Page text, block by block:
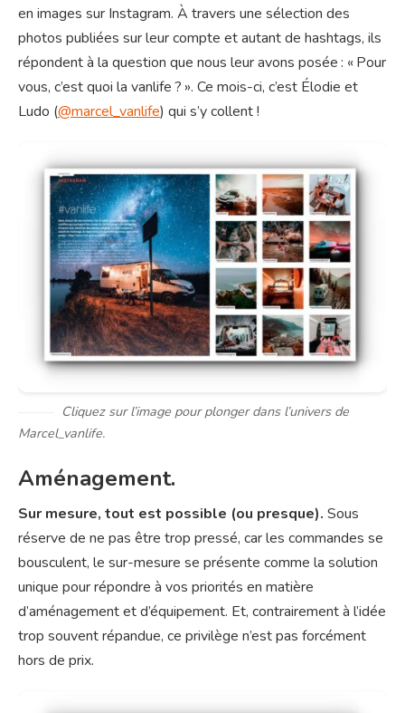
en images sur Instagram. À travers une sélection des
photos publiées sur leur compte et autant de hashtags, ils
répondent à la question que nous leur avons posée : « Pour
vous, c’est quoi la vanlife ? ». Ce mois-ci, c’est Élodie et
Ludo (@marcel_vanlife) qui s’y collent !
Cliquez sur l’image pour plonger dans l’univers de
Marcel_vanlife.
Aménagement.
Sur mesure, tout est possible (ou presque). Sous
réserve de ne pas être trop pressé, car les commandes se
bousculent, le sur-mesure se présente comme la solution
unique pour répondre à vos priorités en matière
d’aménagement et d’équipement. Et, contrairement à l’idée
trop souvent répandue, ce privilège n’est pas forcément
hors de prix.